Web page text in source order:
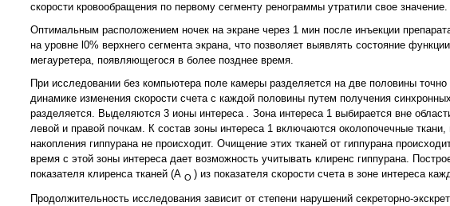
скорости кровообращения по первому сегменту ренограммы утратили свое значение.
Оптимальным расположением ночек на экране через 1 мин после инъекции
на уровне l0% верхнего сегмента экрана, что позволяет выявлять состояние
мегауретера, появляющегося в более позднее время.
При исследовании без компьютера поле камеры разделяется на две половины
динамике изменения скорости счета с каждой половины путем получения
разделяется. Выделяются 3 ионы интереса
Зона интереса 1 выбирается вне
левой и правой почкам. К состав зоны интереса 1 включаются околопочечные
накопления гиппурана не происходит. Очищение этих тканей от гиппурана
время с этой зоны интереса дает возможность учитывать клиренс гиппурана.
показателя клиренса тканей (А О ) из показателя скорости счета в зоне интереса
Продолжительность исследования зависит от степени нарушений секреторно-